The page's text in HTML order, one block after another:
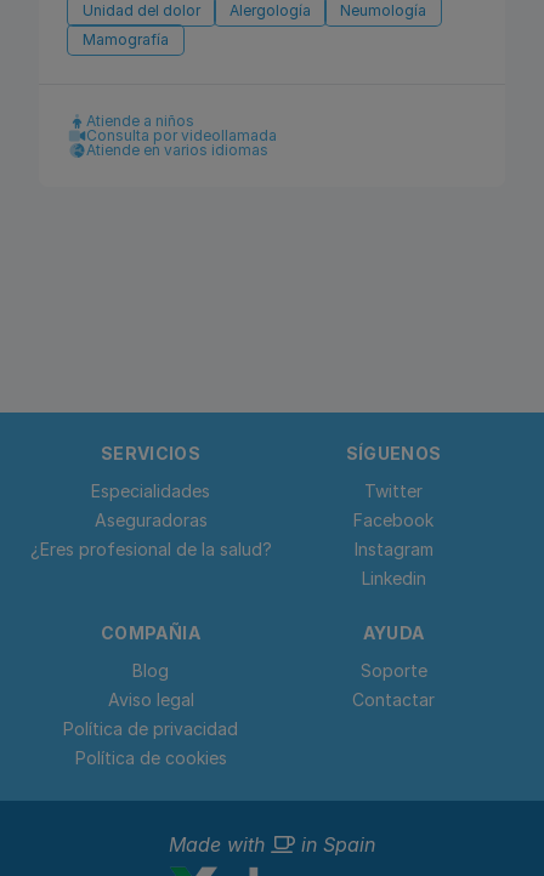
Unidad del dolor
Alergología
Neumología
Mamografía
Atiende a niños
Consulta por videollamada
Atiende en varios idiomas
SERVICIOS
Especialidades
Aseguradoras
¿Eres profesional de la salud?
SÍGUENOS
Twitter
Facebook
Instagram
Linkedin
COMPAÑIA
Blog
Aviso legal
Política de privacidad
Política de cookies
AYUDA
Soporte
Contactar
Made with in Spain